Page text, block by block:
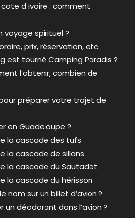
d ivoire : comment
voyage spirituel ?
prix, réservation, etc.
est tourné Camping Paradis ?
l’obtenir, combien de
préparer votre trajet de
en Guadeloupe ?
la cascade des tufs
la cascade de sillans
la cascade du Sautadet
la cascade du hérisson
nom sur un billet d’avion ?
déodorant dans l’avion ?